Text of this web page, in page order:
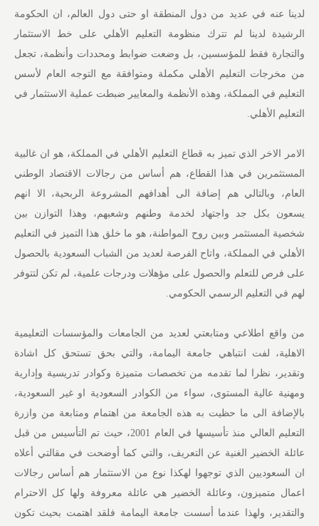
لدينا عنه في عديد من دول المنطقة او حتى دول العالم، ان الحكومة
الرشيدة لدينا لم تترك منظومة التعليم الأهلي على خط الاستثمار
والتجارة فقط للمؤسسين، بل وضعت ضوابط ومحددات وأنظمة، تجعل
من مخرجات التعليم الأهلي مكملة ومتوافقة مع التوجه العام لأسس
التعليم في المملكة، وهذه الأنظمة والمعايير ضبطت عملية الاستثمار في
التعليم الأهلي.
الامر الاخر الذي تميز به قطاع التعليم الأهلي في المملكة، هو ان غالبية
المستثمرين في هذا القطاع، هم أساس من رجالات الاقتصاد الوطني
العام، وبالتالي هم إضافة الى أهدافهم المشروعة الربحية، الا انهم
يسعون بكل جد واجتهاد لخدمة وطنهم وشعبهم، وهذا التوازن بين
شخصية المستثمر وبين روح المواطنة، هو ما خلق هذا التميز في التعليم
الأهلي في المملكة، واتاح الفرصة لعديد من الشباب السعودية بالحصول
على فرص للتعلم والحصول على مؤهلات ودرجات علمية، لم تكن لتتوفر
لهم في التعليم الرسمي الحكومي.
من واقع اطلاعي ومتابعتي لعديد من الجامعات والمؤسسات التعليمية
الاهلية، لفت انتباهي جامعة اليمامة، والتي بحق تستحق كل اشادة
وتقدير، نظرا لما تقدمه من تخصصات متميزة وكوادر تدريسية وإدارية
ومهنية عالية المستوى، سواء من الكوادر السعودية او غير السعودية،
بالإضافة الى ما حظيت به هذه الجامعة من اهتمام ومتابعة من وازرة
التعليم العالي منذ تأسيسها في العام 2001، حيث تم التأسيس من قبل
عائلة الخضير الغنية عن التعريف، والتي كما أوضحت في مقالتي أعلاه
ان السعوديين الذي توجهوا لهكذا نوع من الاستثمار هم أساس رجالات
اعمال متميزون، وعائلة الخضير هي عائلة معروفة ولها كل الاحترام
والتقدير، ولهذا عندما أسست جامعة اليمامة فلقد اهتمت بحيث تكون